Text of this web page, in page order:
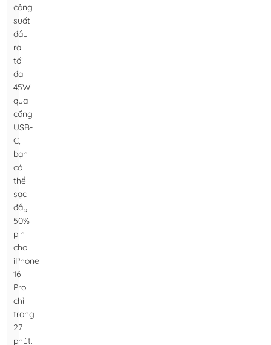
công
suất
đầu
ra
tối
đa
45W
qua
cổng
USB-
C,
bạn
có
thể
sạc
đầy
50%
pin
cho
iPhone
16
Pro
chỉ
trong
27
phút.